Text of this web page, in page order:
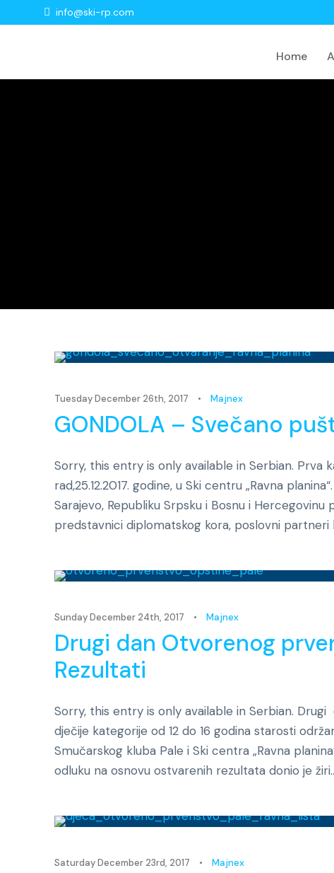
info@ski-rp.com
Home
Tuesday December 26th, 2017 • Majnex
GONDOLA – Svečano
Sorry, this entry is only available in Serbian. Prva
rad,25.12.2017. godine, u Ski centru „Ravna
Sarajevo, Republiku Srpsku i Bosnu i
predstavnici diplomatskog kora, poslovni partneri
Sunday December 24th, 2017 • Majnex
Drugi dan Otvorenog
Rezultati
Sorry, this entry is only available in Serbian.
dječije kategorije od 12 do 16 godina starosti
Smučarskog kluba Pale i Ski centra „Ravna
odluku na osnovu ostvarenih rezultata donio je
Saturday December 23rd, 2017 • Majnex